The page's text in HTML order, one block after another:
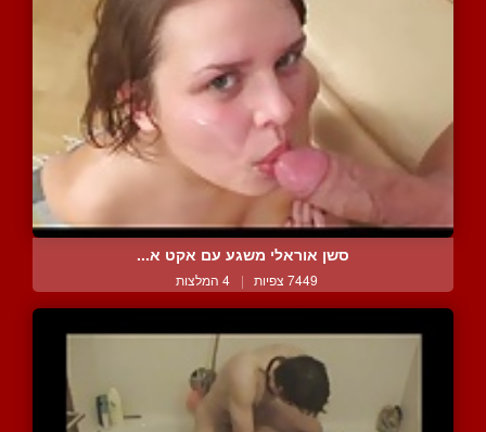
סשן אוראלי משגע עם אקט א...
7449 צפיות | 4 המלצות